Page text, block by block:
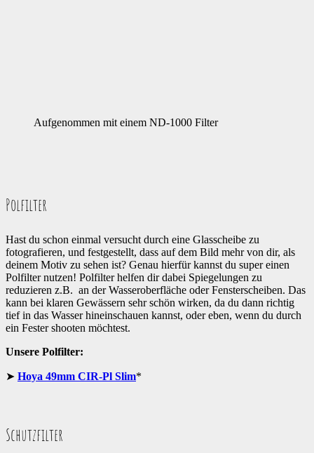
Aufgenommen mit einem ND-1000 Filter
Polfilter
Hast du schon einmal versucht durch eine Glasscheibe zu
fotografieren, und festgestellt, dass auf dem Bild mehr von dir, als
deinem Motiv zu sehen ist? Genau hierfür kannst du super einen
Polfilter nutzen! Polfilter helfen dir dabei Spiegelungen zu
reduzieren z.B. an der Wasseroberfläche oder Fensterscheiben. Das
kann bei klaren Gewässern sehr schön wirken, da du dann richtig
tief in das Wasser hineinschauen kannst, oder eben, wenn du durch
ein Fester shooten möchtest.
Unsere Polfilter:
➤ Hoya 49mm CIR-Pl Slim*
Schutzfilter